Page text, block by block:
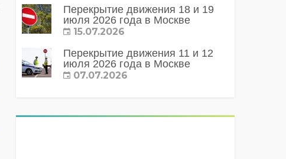
Перекрытие движения 18 и 19
июля 2026 года в Москве
15.07.2026
Перекрытие движения 11 и 12
июля 2026 года в Москве
07.07.2026